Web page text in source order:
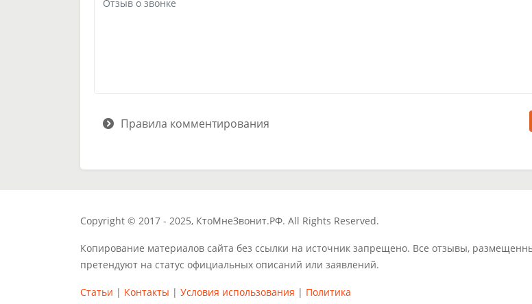
Правила комментирования
Copyright © 2017 - 2025, КтоМнеЗвонит.РФ. All Rights Reserved.
Копирование материалов сайта без ссылки на источник запрещено. Все отзывы,
претендуют на статус официальных описаний или заявлений.
Статьи | Контакты | Условия использования | Политика